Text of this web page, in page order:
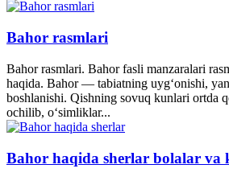
Bahor rasmlari
Bahor rasmlari. Bahor fasli manzaralari
haqida. Bahor — tabiatning uyg‘onishi,
boshlanishi. Qishning sovuq kunlari ortda
ochilib, o‘simliklar...
Bahor haqida sherlar bolalar va